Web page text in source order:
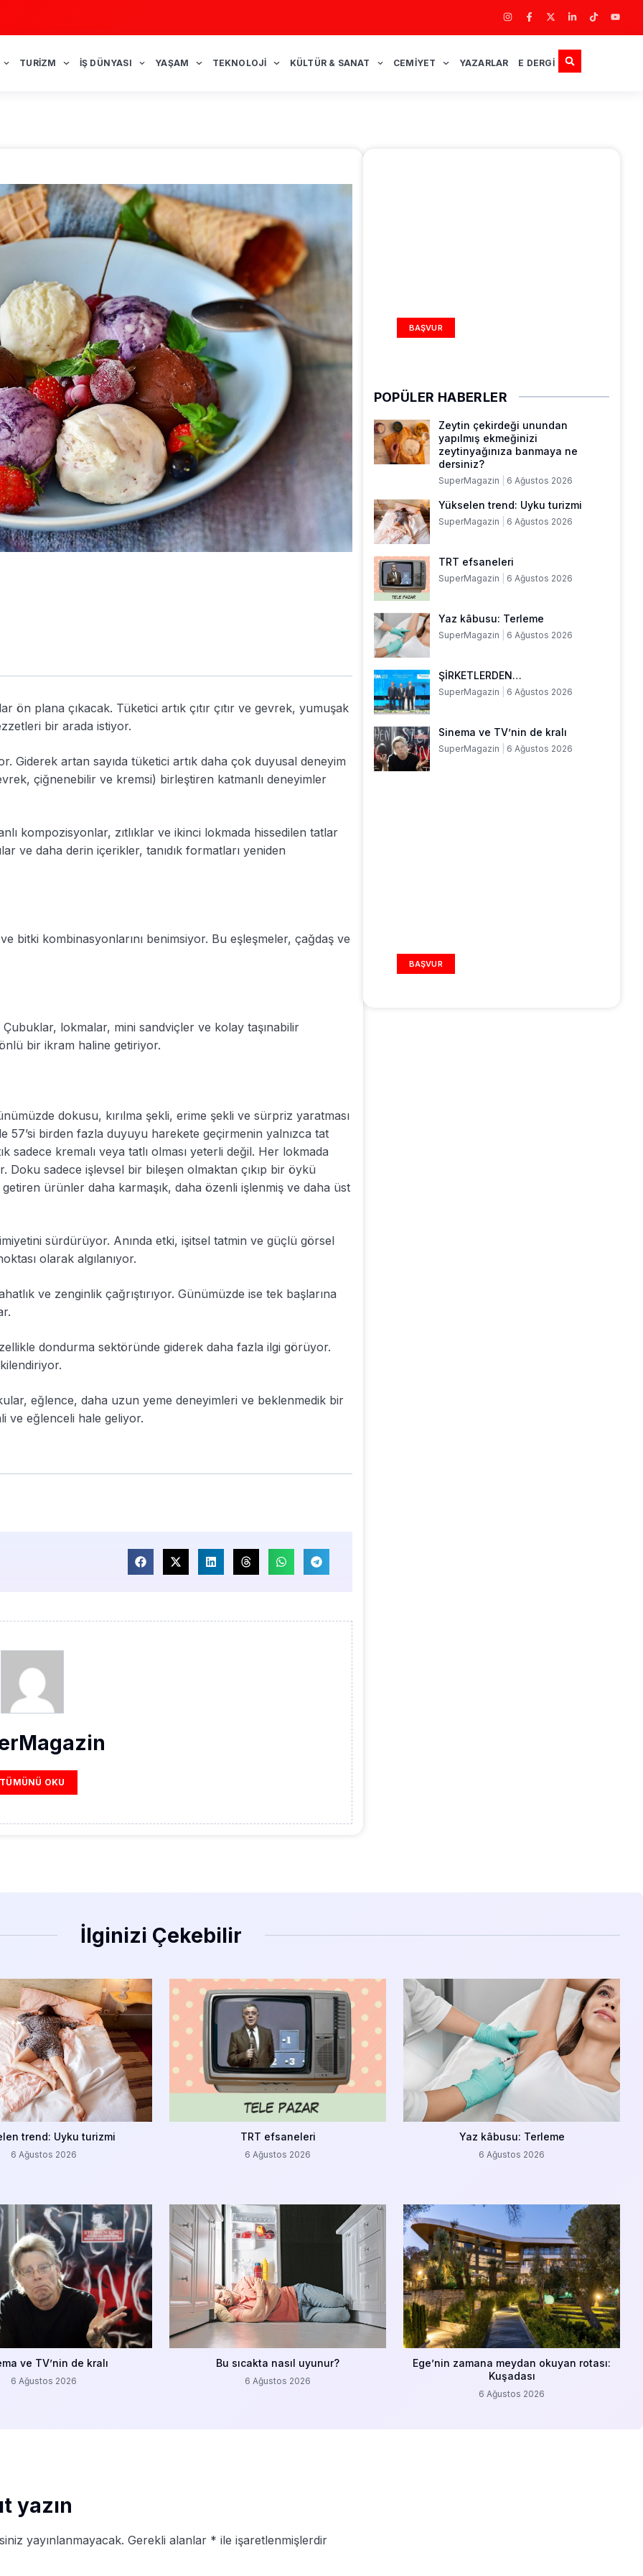
TURIZM İŞ DÜNYASI YAŞAM TEKNOLOJI KÜLTÜR & SANAT CEMIYET YAZARLAR E DERGI
plana çıkacak. Tüketici artık çıtır çıtır ve gevrek, yumuşak
bir arada istiyor.
Giderek artan sayıda tüketici artık daha çok duyusal deneyim
çiğnenebilir ve kremsi) birleştiren katmanlı deneyimler
kompozisyonlar, zıtlıklar ve ikinci lokmada hissedilen tatlar
ve daha derin içerikler, tanıdık formatları yeniden
bitki kombinasyonlarını benimsiyor. Bu eşleşmeler, çağdaş ve
lokmalar, mini sandviçler ve kolay taşınabilir
bir ikram haline getiriyor.
dokusu, kırılma şekli, erime şekli ve sürpriz yaratması
57’si birden fazla duyuyu harekete geçirmenin yalnızca tat
kremalı veya tatlı olması yeterli değil. Her lokmada
Doku sadece işlevsel bir bileşen olmaktan çıkıp bir öykü
ürünler daha karmaşık, daha özenli işlenmiş ve daha üst
sürdürüyor. Anında etki, işitsel tatmin ve güçlü görsel
olarak algılanıyor.
ve zenginlik çağrıştırıyor. Günümüzde ise tek başlarına
dondurma sektöründe giderek daha fazla ilgi görüyor.
eğlence, daha uzun yeme deneyimleri ve beklenmedik bir
ve eğlenceli hale geliyor.
TÜMÜNÜ OKU
BAŞVUR
POPÜLER HABERLER
Zeytin çekirdeği unundan
yapılmış ekmeğinizi
zeytinyağınıza banmaya ne
dersiniz?
SuperMagazin 6 Ağustos 2026
Yükselen trend: Uyku turizmi
SuperMagazin 6 Ağustos 2026
TRT efsaneleri
SuperMagazin 6 Ağustos 2026
Yaz kâbusu: Terleme
SuperMagazin 6 Ağustos 2026
ŞİRKETLERDEN…
SuperMagazin 6 Ağustos 2026
Sinema ve TV’nin de kralı
SuperMagazin 6 Ağustos 2026
BAŞVUR
İlginizi Çekebilir
trend: Uyku turizmi
6 Ağustos 2026
TRT efsaneleri
6 Ağustos 2026
Yaz kâbusu: Terleme
6 Ağustos 2026
ve TV’nin de kralı
6 Ağustos 2026
Bu sıcakta nasıl uyunur?
6 Ağustos 2026
Ege’nin zamana meydan okuyan rotası:
Kuşadası
6 Ağustos 2026
yazın
yayınlanmayacak. Gerekli alanlar * ile işaretlenmişlerdir